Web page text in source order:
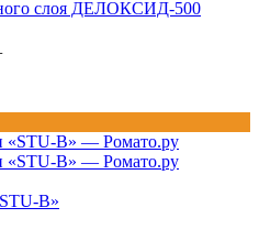
слоя ДЕЛОКСИД-500
B»